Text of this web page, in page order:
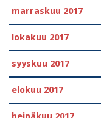
marraskuu 2017
lokakuu 2017
syyskuu 2017
elokuu 2017